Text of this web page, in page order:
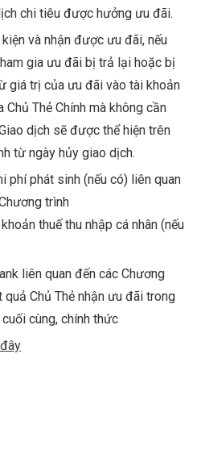
chi tiêu được hưởng ưu đãi.
và nhận được ưu đãi, nếu
gia ưu đãi bị trả lại hoặc bị
giá trị của ưu đãi vào tài khoản
Thẻ Chính mà không cần
dịch sẽ được thể hiện trên
từ ngày hủy giao dịch.
phí phát sinh (nếu có) liên quan
trình
thuế thu nhập cá nhân (nếu
liên quan đến các Chương
Chủ Thẻ nhận ưu đãi trong
cùng, chính thức